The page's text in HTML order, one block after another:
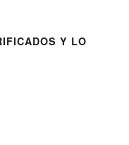
Y LO